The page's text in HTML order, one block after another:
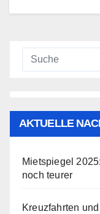
AKTUELLE
Mietspiegel
noch teurer
Kreuzfahrten